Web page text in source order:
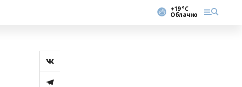
+19 °С
Облачно